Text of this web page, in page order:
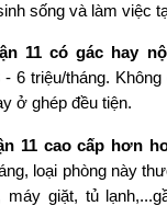
sống và làm việc
11 có gác hay
6 triệu/tháng.
ở ghép đều tiện.
11 cao cấp hơn
loại phòng này
máy giặt, tủ